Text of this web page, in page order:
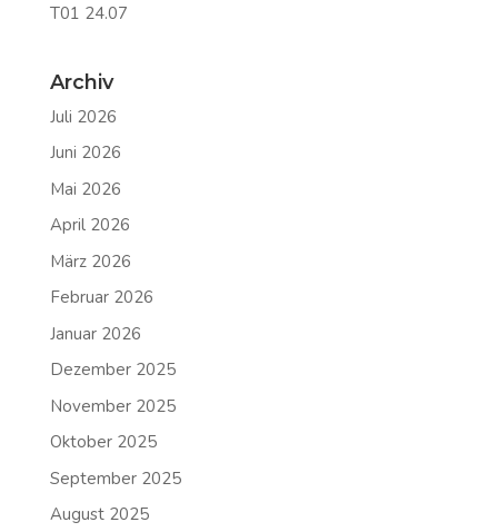
T01 24.07
Archiv
Juli 2026
Juni 2026
Mai 2026
April 2026
März 2026
Februar 2026
Januar 2026
Dezember 2025
November 2025
Oktober 2025
September 2025
August 2025